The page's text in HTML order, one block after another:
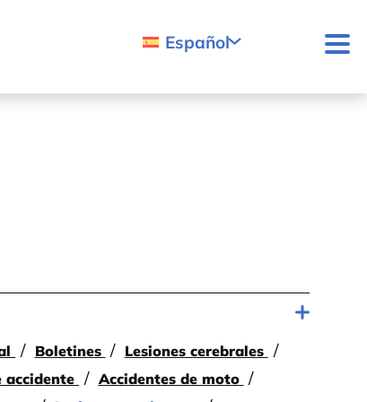
Español
Boletines
Lesiones cerebrales
accidente
Accidentes de moto